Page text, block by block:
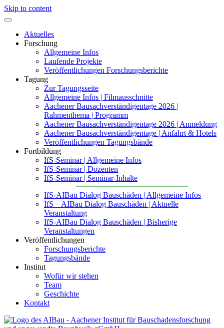
Skip to content
Aktuelles
Forschung
Allgemeine Infos
Laufende Projekte
Veröffentlichungen Forschungsberichte
Tagung
Zur Tagungsseite
Allgemeine Infos | Filmausschnitte
Aachener Bausachverständigentage 2026 |
Rahmenthema | Programm
Aachener Bausachverständigentage 2026 | Anmeldung
Aachener Bausachverständigentage | Anfahrt & Hotels
Veröffentlichungen Tagungsbände
Fortbildung
IfS-Seminar | Allgemeine Infos
IfS-Seminar | Dozenten
IfS-Seminar | Seminar-Inhalte
IfS-AIBau Dialog Bauschäden | Allgemeine Infos
IfS – AIBau Dialog Bauschäden | Aktuelle
Veranstaltung
IfS-AIBau Dialog Bauschäden | Bisherige
Veranstaltungen
Veröffentlichungen
Forschungsberichte
Tagungsbände
Institut
Wofür wir stehen
Team
Geschichte
Kontakt